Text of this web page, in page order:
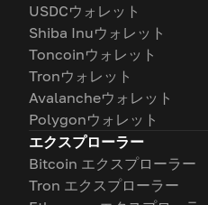
USDCウォレット
Shiba Inuウォレット
Toncoinウォレット
Tronウォレット
Avalancheウォレット
Polygonウォレット
エクスプローラー
Bitcoin エクスプローラー
Tron エクスプローラー